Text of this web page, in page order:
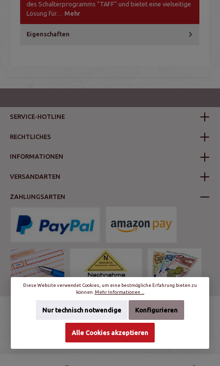
des Schalterprogramms "TAFF" und bietet eine vielseitige
Lösung für… Mehr
Eigenschaften
SERVICE-HOTLINE
RECHTLICHES
INFORMATIONEN
VERSANDARTEN
ZAHLUNGSARTEN
Nachnahmegebühren, wenn nicht anders angegeben.
© schalter-und-steckdosen.de | World Trading Net GmbH & Co. KG - Alle
Diese Website verwendet Cookies, um eine bestmögliche Erfahrung bieten zu
können. Mehr Informationen ...
Nur technisch notwendige Konfigurieren
Alle Cookies akzeptieren